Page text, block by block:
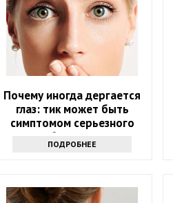
Почему иногда дергается
глаз: тик может быть
симптомом серьезного
заболевания
ПОДРОБНЕЕ